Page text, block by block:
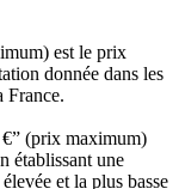
est le prix
donnée dans les
France.
(prix maximum)
établissant une
et la plus basse